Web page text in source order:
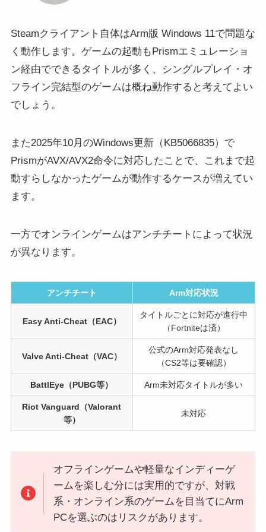
Steamクライアント自体はArm版 Windows 11で問題な
く動作します。ゲームの起動もPrismエミュレーショ
ン経由でできるタイトルが多く、シングルプレイ・オ
フライン完結型のゲームは概ね動作すると考えてよい
でしょう。
また2025年10月のWindows更新（KB5066835）で
PrismがAVX/AVX2命令に対応したことで、これまで起
動すらしなかったゲームが動作するケースが増えてい
ます。
一方でオンラインゲームはアンチチートによって状況
が異なります。
アンチチート Arm対応状況
Easy Anti-Cheat（EAC）
タイトルごとに対応が進行中
（Fortniteは済）
Valve Anti-Cheat（VAC）
公式のArm対応発表なし
（CS2等は要確認）
BattlEye（PUBG等） Arm未対応タイトルが多い
Riot Vanguard（Valorant
等）
未対応
オフラインゲームや軽量なインディーゲ
ームを楽しむ分には実用的ですが、対戦
系・オンライン系のゲームを目当てにArm
PCを選ぶのはリスクがあります。